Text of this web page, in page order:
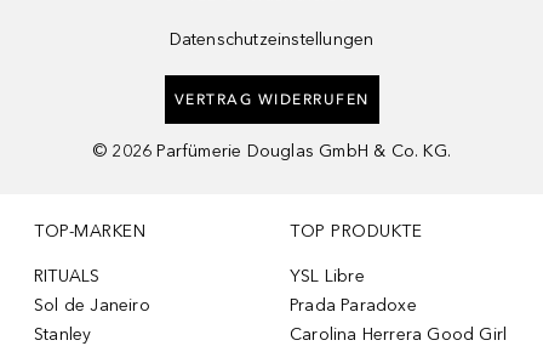
Datenschutzeinstellungen
VERTRAG WIDERRUFEN
© 2026 Parfümerie Douglas GmbH & Co. KG.
TOP-MARKEN
RITUALS
Sol de Janeiro
Stanley
TOP PRODUKTE
YSL Libre
Prada Paradoxe
Carolina Herrera Good Girl